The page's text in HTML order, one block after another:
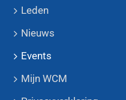
Leden
Nieuws
Events
Mijn WCM